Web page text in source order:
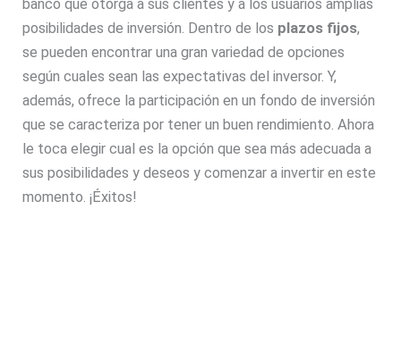
banco que otorga a sus clientes y a los usuarios amplias
posibilidades de inversión. Dentro de los plazos fijos,
se pueden encontrar una gran variedad de opciones
según cuales sean las expectativas del inversor. Y,
además, ofrece la participación en un fondo de inversión
que se caracteriza por tener un buen rendimiento. Ahora
le toca elegir cual es la opción que sea más adecuada a
sus posibilidades y deseos y comenzar a invertir en este
momento. ¡Éxitos!